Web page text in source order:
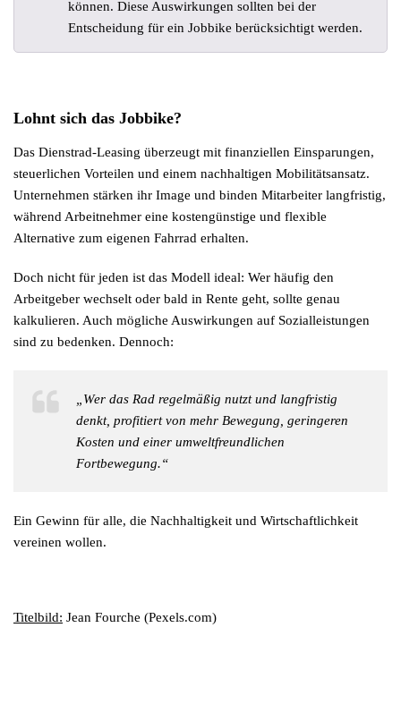
können. Diese Auswirkungen sollten bei der
Entscheidung für ein Jobbike berücksichtigt werden.
Lohnt sich das Jobbike?
Das Dienstrad-Leasing überzeugt mit finanziellen Einsparungen,
steuerlichen Vorteilen und einem nachhaltigen Mobilitätsansatz.
Unternehmen stärken ihr Image und binden Mitarbeiter langfristig,
während Arbeitnehmer eine kostengünstige und flexible
Alternative zum eigenen Fahrrad erhalten.
Doch nicht für jeden ist das Modell ideal: Wer häufig den
Arbeitgeber wechselt oder bald in Rente geht, sollte genau
kalkulieren. Auch mögliche Auswirkungen auf Sozialleistungen
sind zu bedenken. Dennoch:
„Wer das Rad regelmäßig nutzt und langfristig
denkt, profitiert von mehr Bewegung, geringeren
Kosten und einer umweltfreundlichen
Fortbewegung.“
Ein Gewinn für alle, die Nachhaltigkeit und Wirtschaftlichkeit
vereinen wollen.
Titelbild: Jean Fourche (Pexels.com)